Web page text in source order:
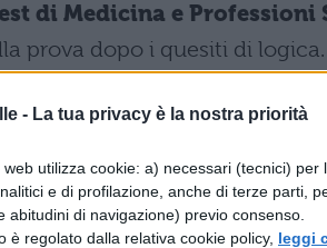
- La tua privacy è la nostra priorità
utilizza cookie: a) necessari (tecnici)
e di profilazione, anche di terze parti,
abitudini di navigazione) previo consenso.
è regolato dalla relativa cookie policy, leggi
di Medicina e Professioni
prova dopo i quesiti di
correttamente. Come fare?
ministeriale e capire quali
le domande. Prendete il
subito con il ripasso. Il
due o tre argomenti al